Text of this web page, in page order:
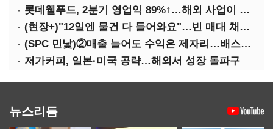
롯데웰푸드, 2분기 영업익 89%↑…해외 사업이 실적 견인
(현장+)"12일엔 물건 다 들어와요"…빈 매대 채우며 문 연 홈플러스
(SPC 민낯)②매출 늘어도 수익은 제자리…배스킨라빈스 점주 '속앓이'
저가커피, 일본·미국 공략…해외서 성장 돌파구
뉴스리듬